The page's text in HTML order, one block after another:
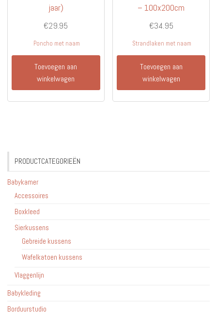
jaar)
€29.95
Poncho met naam
Toevoegen aan
winkelwagen
– 100x200cm
€34.95
Strandlaken met naam
Toevoegen aan
winkelwagen
PRODUCTCATEGORIEËN
Babykamer
Accessoires
Boxkleed
Sierkussens
Gebreide kussens
Wafelkatoen kussens
Vlaggenlijn
Babykleding
Borduurstudio